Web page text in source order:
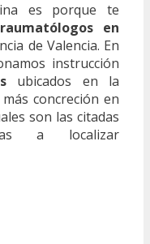
es porque te
en
de Valencia. En
instrucción
ubicados en la
concreción en
son las citadas
a localizar